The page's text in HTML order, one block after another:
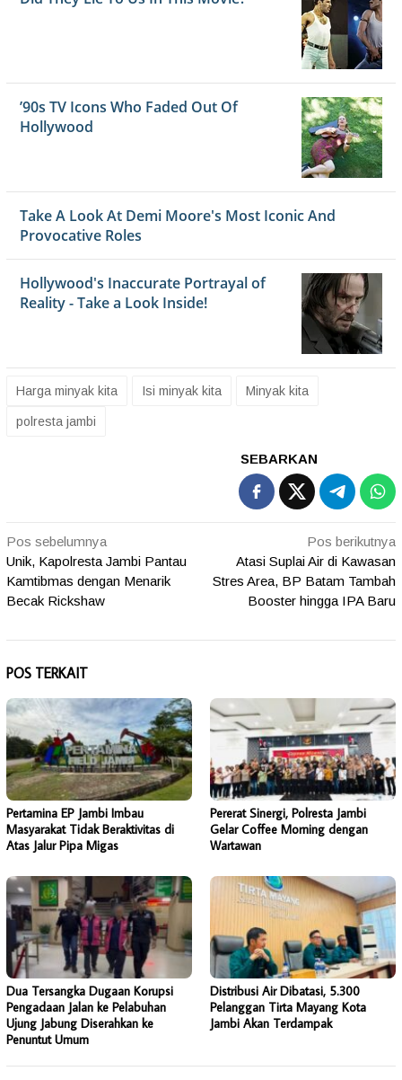
Harga minyak kita Isi minyak kita Minyak kita
polresta jambi
SEBARKAN
Navigasi
pos
Pos sebelumnya
Unik, Kapolresta Jambi Pantau
Kamtibmas dengan Menarik
Becak Rickshaw
Pos berikutnya
Atasi Suplai Air di Kawasan
Stres Area, BP Batam Tambah
Booster hingga IPA Baru
POS TERKAIT
Pertamina EP Jambi Imbau
Masyarakat Tidak Beraktivitas di
Atas Jalur Pipa Migas
Pererat Sinergi, Polresta Jambi
Gelar Coffee Morning dengan
Wartawan
Dua Tersangka Dugaan Korupsi
Pengadaan Jalan ke Pelabuhan
Ujung Jabung Diserahkan ke
Penuntut Umum
Distribusi Air Dibatasi, 5.300
Pelanggan Tirta Mayang Kota
Jambi Akan Terdampak